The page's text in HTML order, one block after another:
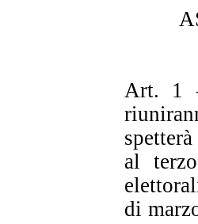
Art. 1
al
di